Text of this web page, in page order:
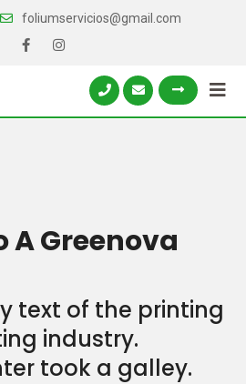
foliumservicios@gmail.com
A Greenova
text of the printing
industry.
took a galley.